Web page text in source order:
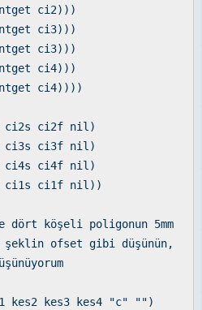
ci2)))
ci3)))
ci3)))
ci4)))
ci4))))
ci2s ci2f nil)
ci3s ci3f nil)
ci4s ci4f nil)
ci1s ci1f nil))
köşeli poligonun 5mm
şeklin ofset gibi düşünün,
kes2 kes3 kes4 "c" "")